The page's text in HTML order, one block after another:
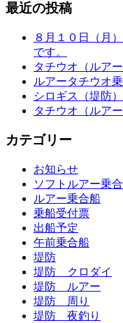
最近の投稿
８月１０日（月
です。
タチウオ（ルアー
ルアータチウオ
シロギス（堤防）
タチウオ（ルアー
カテゴリー
お知らせ
ソフトルアー乗
ルアー乗合船
乗船受付票
出船予定
午前乗合船
堤防
堤防 クロダイ
堤防 ルアー
堤防 周り
堤防 夜釣り